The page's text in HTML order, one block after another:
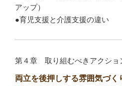
アップ）
●育児支援と介護支援の違い
第４章 取り組むべきアクシ
両立を後押しする雰囲気づく